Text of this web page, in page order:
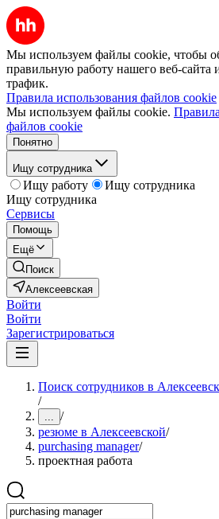
Мы используем файлы cookie, чтобы
правильную работу нашего веб-сайта
трафик.
Правила использования файлов cookie
Мы используем файлы cookie.
файлов cookie
Понятно
Ищу сотрудника
Ищу работу
Ищу сотрудника
Ищу сотрудника
Сервисы
Помощь
Ещё
Поиск
Алексеевская
Войти
Войти
Зарегистрироваться
Поиск сотрудников в
/
... /
резюме в Алексеевской/
purchasing manager/
проектная работа